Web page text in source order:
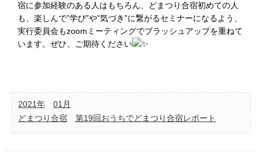
宿に参加経験のある人はもちろん、どまつり合宿初めての人
も、楽しんで”学び”や”気づき”に繋がるセミナーになるよう、
実行委員会もzoomミーティングでブラッシュアップを重ねて
います。ぜひ、ご期待ください
2021年
01月
どまつり合宿
第19回おうちでどまつり合宿レポート